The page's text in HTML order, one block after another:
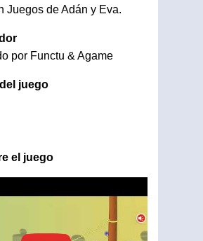
Juegos de Adán y Eva.
por Functu & Agame
juego
el juego